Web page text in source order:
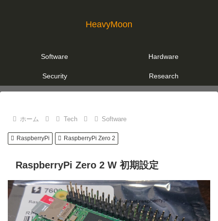
HeavyMoon
Software Hardware
Security Research
ホーム Tech Software
RaspberryPi RaspberryPi Zero 2
RaspberryPi Zero 2 W 初期設定